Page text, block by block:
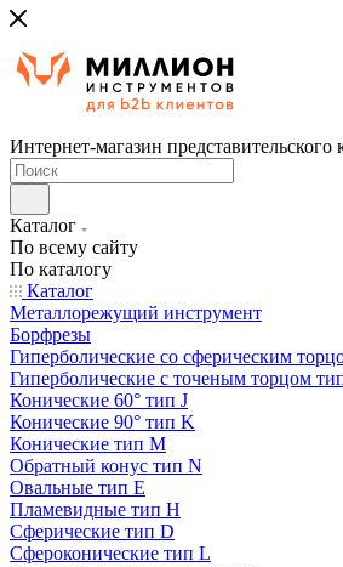
Интернет-магазин представительского
Каталог
По всему сайту
По каталогу
Каталог
Металлорежущий инструмент
Борфрезы
Гиперболические cо сферическим
Гиперболические с точеным торцом
Конические 60° тип J
Конические 90° тип K
Конические тип M
Обратный конус тип N
Овальные тип E
Пламевидные тип H
Сферические тип D
Сфероконические тип L